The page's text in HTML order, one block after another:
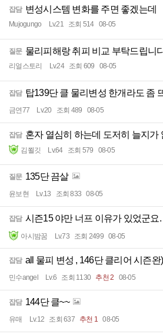
잡담 변성시스템 변화를 주면 좋겠는데
Mujogungo Lv.21 조회 514 08-05
질문 물리피해랑 취피 비교 부탁드립니
리얼스토리 Lv.24 조회 609 08-05
잡담 탑139단 클 물리변성 한개라도 좀
금연77 Lv.20 조회 489 08-05
잡담 혼자 열심히 하는데 도저히 늘지가
김쬘깃 Lv.64 조회 579 08-05
질문 135단 끔살
윤보현 Lv.13 조회 833 08-05
잡담 시즌15 야만 너프 이유가 있었군요.
아시밤꿈 Lv.73 조회 2499 08-05
잡담 all 물피 변성 , 146단 클리어 시즌완)
민수angel Lv.6 조회 1130 추천 2 08-05
잡담 144단 클~~
유매 Lv.12 조회 637 추천 1 08-05